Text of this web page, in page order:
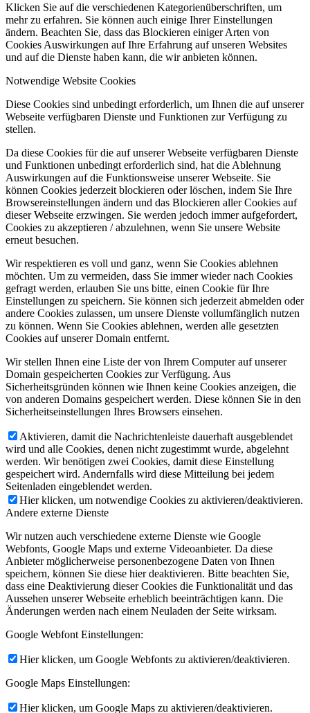
Klicken Sie auf die verschiedenen Kategorienüberschriften, um
mehr zu erfahren. Sie können auch einige Ihrer Einstellungen
ändern. Beachten Sie, dass das Blockieren einiger Arten von
Cookies Auswirkungen auf Ihre Erfahrung auf unseren Websites
und auf die Dienste haben kann, die wir anbieten können.
Notwendige Website Cookies
Diese Cookies sind unbedingt erforderlich, um Ihnen die auf unserer
Webseite verfügbaren Dienste und Funktionen zur Verfügung zu
stellen.
Da diese Cookies für die auf unserer Webseite verfügbaren Dienste
und Funktionen unbedingt erforderlich sind, hat die Ablehnung
Auswirkungen auf die Funktionsweise unserer Webseite. Sie
können Cookies jederzeit blockieren oder löschen, indem Sie Ihre
Browsereinstellungen ändern und das Blockieren aller Cookies auf
dieser Webseite erzwingen. Sie werden jedoch immer aufgefordert,
Cookies zu akzeptieren / abzulehnen, wenn Sie unsere Website
erneut besuchen.
Wir respektieren es voll und ganz, wenn Sie Cookies ablehnen
möchten. Um zu vermeiden, dass Sie immer wieder nach Cookies
gefragt werden, erlauben Sie uns bitte, einen Cookie für Ihre
Einstellungen zu speichern. Sie können sich jederzeit abmelden oder
andere Cookies zulassen, um unsere Dienste vollumfänglich nutzen
zu können. Wenn Sie Cookies ablehnen, werden alle gesetzten
Cookies auf unserer Domain entfernt.
Wir stellen Ihnen eine Liste der von Ihrem Computer auf unserer
Domain gespeicherten Cookies zur Verfügung. Aus
Sicherheitsgründen können wie Ihnen keine Cookies anzeigen, die
von anderen Domains gespeichert werden. Diese können Sie in den
Sicherheitseinstellungen Ihres Browsers einsehen.
Aktivieren, damit die Nachrichtenleiste dauerhaft ausgeblendet
wird und alle Cookies, denen nicht zugestimmt wurde, abgelehnt
werden. Wir benötigen zwei Cookies, damit diese Einstellung
gespeichert wird. Andernfalls wird diese Mitteilung bei jedem
Seitenladen eingeblendet werden.
Hier klicken, um notwendige Cookies zu aktivieren/deaktivieren.
Andere externe Dienste
Wir nutzen auch verschiedene externe Dienste wie Google
Webfonts, Google Maps und externe Videoanbieter. Da diese
Anbieter möglicherweise personenbezogene Daten von Ihnen
speichern, können Sie diese hier deaktivieren. Bitte beachten Sie,
dass eine Deaktivierung dieser Cookies die Funktionalität und das
Aussehen unserer Webseite erheblich beeinträchtigen kann. Die
Änderungen werden nach einem Neuladen der Seite wirksam.
Google Webfont Einstellungen:
Hier klicken, um Google Webfonts zu aktivieren/deaktivieren.
Google Maps Einstellungen:
Hier klicken, um Google Maps zu aktivieren/deaktivieren.